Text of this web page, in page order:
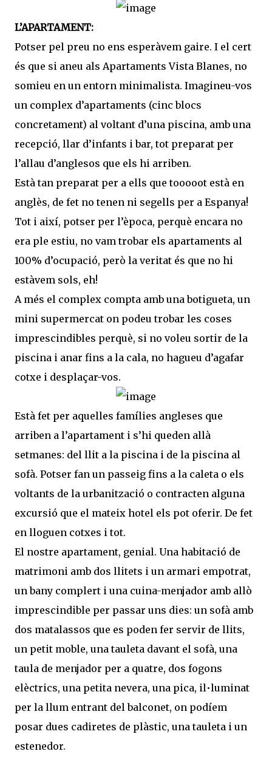
L’APARTAMENT:
Potser pel preu no ens esperàvem gaire. I el cert
és que si aneu als Apartaments Vista Blanes, no
somieu en un entorn minimalista. Imagineu-vos
un complex d’apartaments (cinc blocs
concretament) al voltant d’una piscina, amb una
recepció, llar d’infants i bar, tot preparat per
l’allau d’anglesos que els hi arriben.
Està tan preparat per a ells que tooooot està en
anglès, de fet no tenen ni segells per a Espanya!
Tot i així, potser per l’època, perquè encara no
era ple estiu, no vam trobar els apartaments al
100% d’ocupació, però la veritat és que no hi
estàvem sols, eh!
A més el complex compta amb una botigueta, un
mini supermercat on podeu trobar les coses
imprescindibles perquè, si no voleu sortir de la
piscina i anar fins a la cala, no hagueu d’agafar
cotxe i desplaçar-vos.
Està fet per aquelles famílies angleses que
arriben a l’apartament i s’hi queden allà
setmanes: del llit a la piscina i de la piscina al
sofà. Potser fan un passeig fins a la caleta o els
voltants de la urbanització o contracten alguna
excursió que el mateix hotel els pot oferir. De fet
en lloguen cotxes i tot.
El nostre apartament, genial. Una habitació de
matrimoni amb dos llitets i un armari empotrat,
un bany complert i una cuina-menjador amb allò
imprescindible per passar uns dies: un sofà amb
dos matalassos que es poden fer servir de llits,
un petit moble, una tauleta davant el sofà, una
taula de menjador per a quatre, dos fogons
elèctrics, una petita nevera, una pica, il•luminat
per la llum entrant del balconet, on podíem
posar dues cadiretes de plàstic, una tauleta i un
estenedor.